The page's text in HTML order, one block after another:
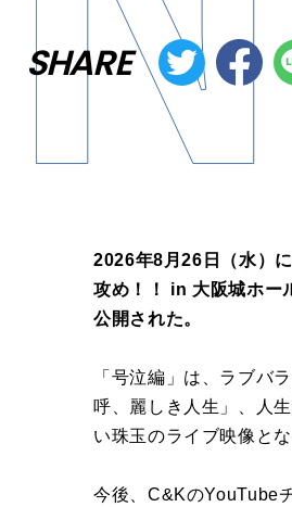
SHARE
2026年8月26日（水）
攻め！！ in 大阪城ホー
公開された。
「号泣編」は、ラブバ
呼、麗しき人生」、人
い珠玉のライブ映像とな
今後、C&KのYouTube